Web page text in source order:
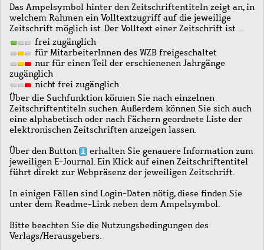
Das Ampelsymbol hinter den Zeitschriftentiteln zeigt an, in
welchem Rahmen ein Volltextzugriff auf die jeweilige
Zeitschrift möglich ist. Der Volltext einer Zeitschrift ist …
frei zugänglich
für MitarbeiterInnen des WZB freigeschaltet
nur für einen Teil der erschienenen Jahrgänge
zugänglich
nicht frei zugänglich
Über die Suchfunktion können Sie nach einzelnen
Zeitschriftentiteln suchen. Außerdem können Sie sich auch
eine alphabetisch oder nach Fächern geordnete Liste der
elektronischen Zeitschriften anzeigen lassen.
Über den Button
erhalten Sie genauere Information zum
jeweiligen E-Journal. Ein Klick auf einen Zeitschriftentitel
führt direkt zur Webpräsenz der jeweiligen Zeitschrift.
In einigen Fällen sind Login-Daten nötig, diese finden Sie
unter dem Readme-Link neben dem Ampelsymbol.
Bitte beachten Sie die Nutzungsbedingungen des
Verlags/Herausgebers.